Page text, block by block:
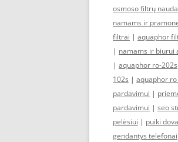
osmoso filtrų nauda
namams ir
filtrai | aquaphor
| namams ir biurui
| aquaphor ro-202s
102s | aquaphor ro
pardavimui |
pardavimui | seo
pelėsiui | puiki
gendantys telefonai